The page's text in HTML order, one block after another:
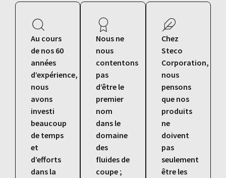
Au cours
de nos 60
années
d’expérience,
nous
avons
investi
beaucoup
de temps
et
d’efforts
dans la
Nous ne
nous
contentons
pas
d’être le
premier
nom
dans le
domaine
des
fluides de
coupe ;
Chez
Steco
Corporation,
nous
pensons
que nos
produits
ne
doivent
pas
seulement
être les